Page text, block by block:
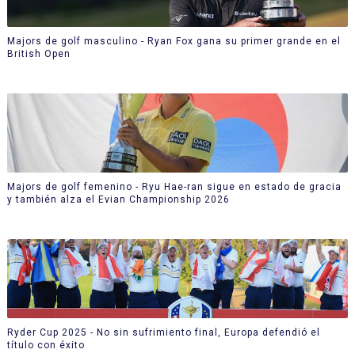
Majors de golf masculino - Ryan Fox gana su primer grande en el
British Open
Majors de golf femenino - Ryu Hae-ran sigue en estado de gracia
y también alza el Evian Championship 2026
Ryder Cup 2025 - No sin sufrimiento final, Europa defendió el
título con éxito